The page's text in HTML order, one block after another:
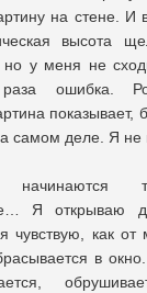
на стене. И
высота
у меня не
ошибка.
показывает,
самом деле. Я не
Я открываю
чувствую, как
в